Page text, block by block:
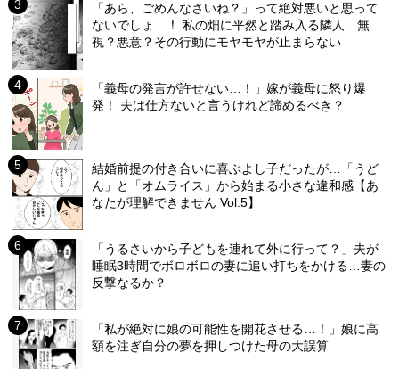
「あら、ごめんなさいね？」って絶対悪いと思って
ないでしょ…！ 私の畑に平然と踏み入る隣人…無
視？悪意？その行動にモヤモヤが止まらない
「義母の発言が許せない…！」嫁が義母に怒り爆
発！ 夫は仕方ないと言うけれど諦めるべき？
結婚前提の付き合いに喜ぶよし子だったが…「うど
ん」と「オムライス」から始まる小さな違和感【あ
なたが理解できません Vol.5】
「うるさいから子どもを連れて外に行って？」夫が
睡眠3時間でボロボロの妻に追い打ちをかける…妻の
反撃なるか？
「私が絶対に娘の可能性を開花させる…！」娘に高
額を注ぎ自分の夢を押しつけた母の大誤算